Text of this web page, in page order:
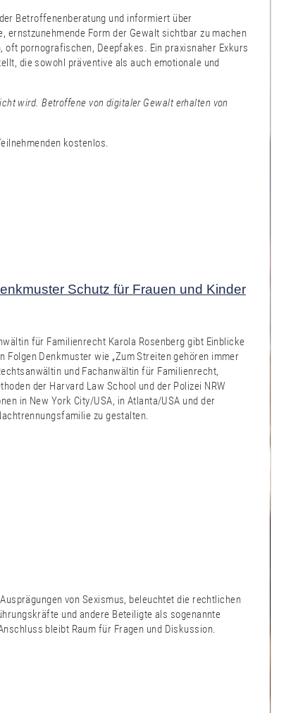
Betroffenenberatung und informiert über
Form der Gewalt sichtbar zu machen
oft pornografischen, Deepfakes. Ein praxisnaher Exkurs
die sowohl präventive als auch emotionale und
wird. Betroffene von digitaler Gewalt erhalten von
kostenlos.
Schutz für Frauen und Kinder
für Familienrecht Karola Rosenberg gibt Einblicke
Denkmuster wie „Zum Streiten gehören immer
und Fachanwältin für Familienrecht,
der Harvard Law School und der Polizei NRW
in New York City/USA, in Atlanta/USA und der
zu gestalten.
von Sexismus, beleuchtet die rechtlichen
und andere Beteiligte als sogenannte
bleibt Raum für Fragen und Diskussion.